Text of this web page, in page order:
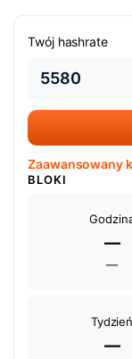
Twój hashrate
Zaawansowany
BLOKI
—
—
Tydzień
—